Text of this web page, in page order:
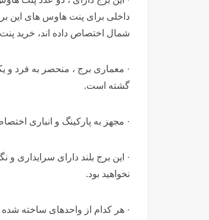
داخلی برای پنت هاوس های این
شمال اختصاص داده اند، خرید
· معماری برج ، منحصر به فرد و
گشته است.
· مجهز به پارکینگ و انباری
نخواهید بود.
· هر کدام از واحدهای ساخته